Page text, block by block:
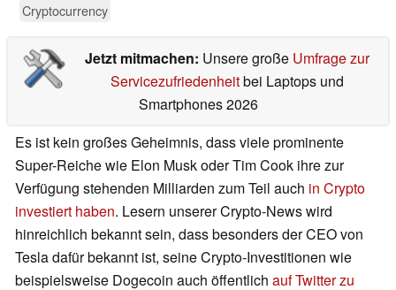
Cryptocurrency
Jetzt mitmachen: Unsere große Umfrage zur
Servicezufriedenheitbei Laptops und
Smartphones 2026
Es ist kein großes Geheimnis, dass viele prominente
Super-Reiche wie Elon Musk oder Tim Cook ihre zur
Verfügung stehenden Milliarden zum Teil auch in Crypto
investiert haben. Lesern unserer Crypto-News wird
hinreichlich bekannt sein, dass besonders der CEO von
Tesla dafür bekannt ist, seine Crypto-Investitionen wie
beispielsweise Dogecoin auch öffentlich auf Twitter zu